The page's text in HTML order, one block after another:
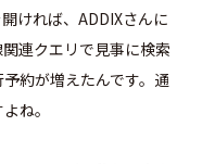
ければ、ADDIXさんに
連クエリで見事に検索
約が増えたんです。通
ね。